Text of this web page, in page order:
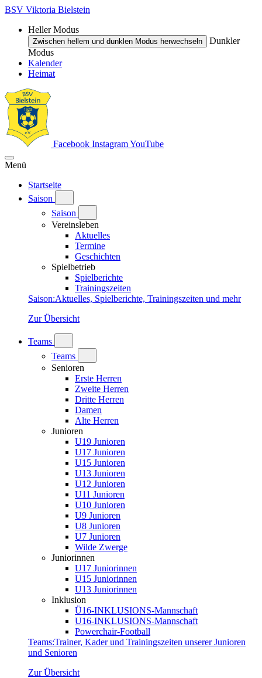
BSV Viktoria Bielstein
Heller Modus
Zwischen hellem und dunklen Modus herwechseln
Dunkler
Modus
Kalender
Heimat
Facebook InstagramYouTube
Menü
Startseite
Saison
Saison
Vereinsleben
Aktuelles
Termine
Geschichten
Spielbetrieb
Spielberichte
Trainingszeiten
Saison:Aktuelles, Spielberichte, Trainingszeiten und mehr
Zur Übersicht
Teams
Teams
Senioren
Erste Herren
Zweite Herren
Dritte Herren
Damen
Alte Herren
Junioren
U19 Junioren
U17 Junioren
U15 Junioren
U13 Junioren
U12 Junioren
U11 Junioren
U10 Junioren
U9 Junioren
U8 Junioren
U7 Junioren
Wilde Zwerge
Juniorinnen
U17 Juniorinnen
U15 Juniorinnen
U13 Juniorinnen
Inklusion
Ü16-INKLUSIONS-Mannschaft
U16-INKLUSIONS-Mannschaft
Powerchair-Football
Teams:Trainer, Kader und Trainingszeiten unserer Junioren
und Senioren
Zur Übersicht